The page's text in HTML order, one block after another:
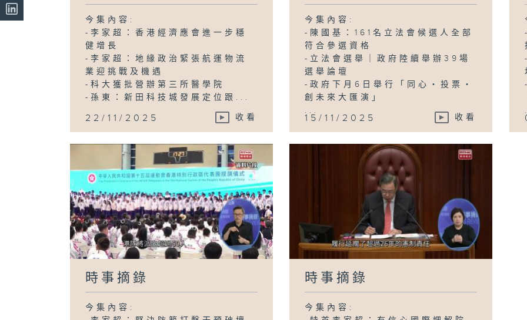
今集內容:
-李家超：香港經濟應會進一步穩
健增長
-李家超：地緣政治緊張航運物流
業迎挑戰及機遇
-科大獲批營辦第三所醫學院
-孫東：新田科技城發展定位跟...
22/11/2025 收看
今集內容:
-陳國基：161名立法會候選人全部
符合參選資格
-立法會選舉｜政府陸續舉辦39場
選舉論壇
-政府下月6日舉行「同心・投票・
創未來大匯演」
...
15/11/2025 收看
時事摘錄
今集內容:
時事摘錄
今集內容: